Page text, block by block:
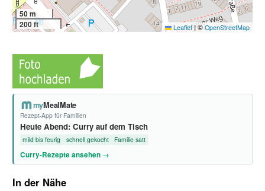
50 m
200 ft
Leaflet |©OpenStreetMap
myMealMate
Rezept-App für Familien
Heute Abend: Curry auf dem Tisch
mild bis feurig schnell gekocht Familie satt
Curry-Rezepte ansehen →
In der Nähe